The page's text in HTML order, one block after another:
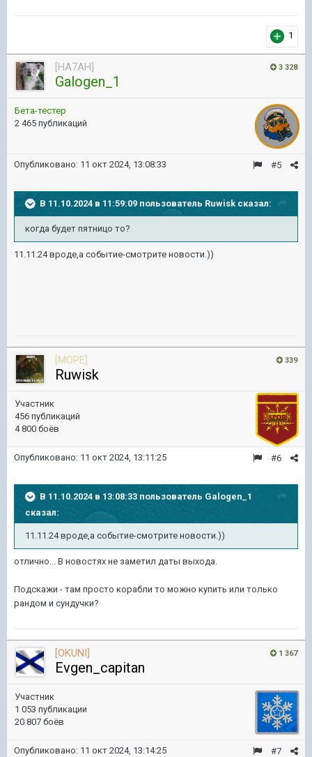
1
3 328
[HA7AH]
Galogen_1
Бета-тестер
2 465 публикаций
#5
Опубликовано: 11 окт 2024, 13:08:33
В 11.10.2024 в 11:59:09 пользователь Ruwisk сказал:
когда будет пятницо то?
11.11.24 вроде,а событие-смотрите новости.))
339
[MOPE]
Ruwisk
Участник
456 публикаций
4 800 боёв
#6
Опубликовано: 11 окт 2024, 13:11:25
В 11.10.2024 в 13:08:33 пользователь Galogen_1
сказал:
11.11.24 вроде,а событие-смотрите новости.))
отлично... В новостях не заметил даты выхода.
Подскажи - там просто корабли то можно купить или только
рандом и сундучки?
1 367
[OKUNI]
Evgen_capitan
Участник
1 053 публикации
20 807 боёв
#7
Опубликовано: 11 окт 2024, 13:14:25